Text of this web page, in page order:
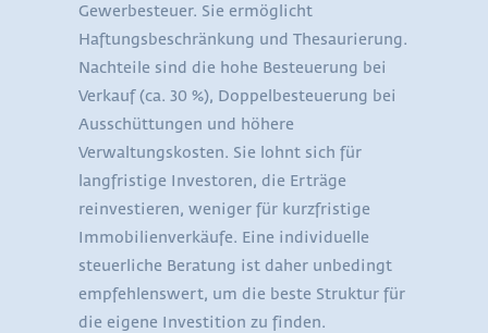
Gewerbesteuer. Sie ermöglicht
Haftungsbeschränkung und Thesaurierung.
Nachteile sind die hohe Besteuerung bei
Verkauf (ca. 30 %), Doppelbesteuerung bei
Ausschüttungen und höhere
Verwaltungskosten. Sie lohnt sich für
langfristige Investoren, die Erträge
reinvestieren, weniger für kurzfristige
Immobilienverkäufe. Eine individuelle
steuerliche Beratung ist daher unbedingt
empfehlenswert, um die beste Struktur für
die eigene Investition zu finden.